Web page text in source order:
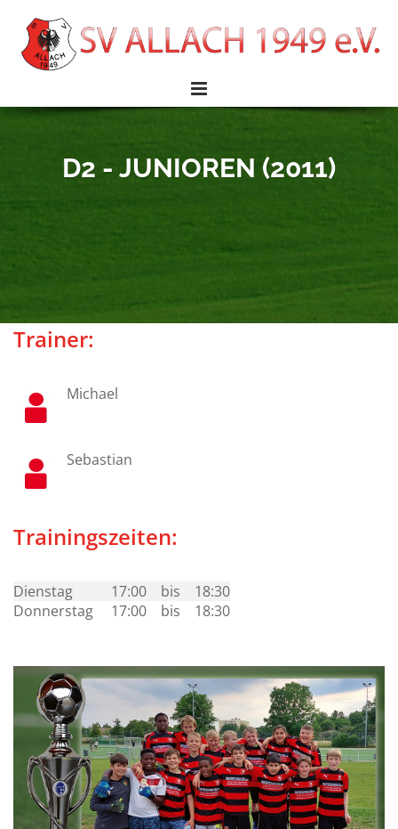
D2 - JUNIOREN (2011)
Trainer:
Michael
Sebastian
Trainingszeiten:
Dienstag 17:00 bis
18:30
Donnerstag
17:00 bis 18:30